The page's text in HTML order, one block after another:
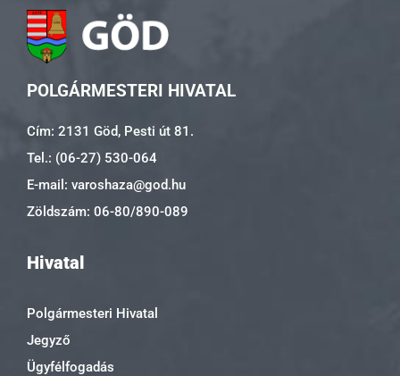
POLGÁRMESTERI HIVATAL
Cím: 2131 Göd, Pesti út 81.
Tel.: (06-27) 530-064
E-mail: varoshaza@god.hu
Zöldszám: 06-80/890-089
Hivatal
Polgármesteri Hivatal
Jegyző
Ügyfélfogadás